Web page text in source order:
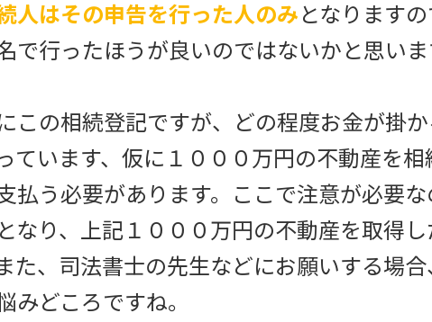
人はその申告を行った人のみ となります
で行ったほうが良いのではないかと思いま
この相続登記ですが、どの程度お金が掛か
ています、仮に１０００万円の不動産を
払う必要があります。ここで注意が必要な
となり、上記１０００万円の不動産を取得
た、司法書士の先生などにお願いする場
みどころですね。